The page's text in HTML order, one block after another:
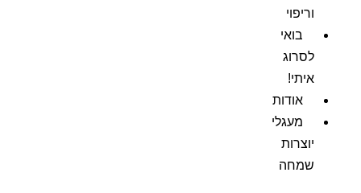
וריפוי
בואי
לסרוג
איתי!
אודות
מעגלי
יוצרות
שמחה